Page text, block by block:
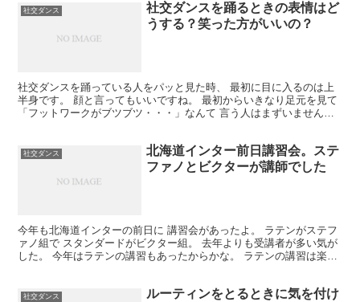
社交ダンス
社交ダンスを踊るときの表情はど
うする？笑った方がいいの？
社交ダンスを踊っている人をパッと見た時、 最初に目に入るのは上
半身です。 顔と言ってもいいですね。 最初からいきなり足元を見て
「フットワークがブツブツ・・・」なんて 言う人はまずいません。
社交ダンス
北海道インター前日講習会。ステ
ファノとビクターが講師でした
今年も北海道インターの前日に 講習会があったよ。 ラテンがステフ
ァノ組で スタンダードがビクター組。 去年よりも受講者が多い気が
した。 今年はラテンの講習もあったからかな。 ラテンの講習は楽し
社交ダンス
ルーティンをとるときに気を付け